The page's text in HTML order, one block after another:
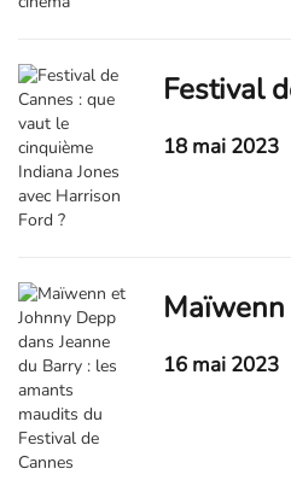
18 mai 2023
16 mai 2023